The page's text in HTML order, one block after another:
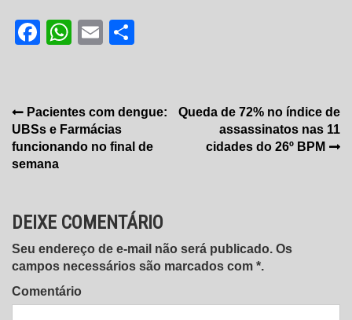
Facebook
WhatsApp
Email
Navegação
de
Post
Pacientes com dengue:
UBSs e Farmácias
funcionando no final de
semana
Queda de 72% no índice de
assassinatos nas 11
cidades do 26º BPM
DEIXE COMENTÁRIO
Seu endereço de e-mail não será publicado. Os
campos necessários são marcados com *.
Comentário